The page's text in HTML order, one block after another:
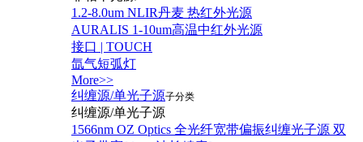
1.2-8.0um NLIR丹麦 热红外光源
AURALIS 1-10um高温中红外光源
接口 | TOUCH
氙气短弧灯
More>>
纠缠源/单光子源子分类
纠缠源/单光子源
1566nm OZ Optics 全光纤宽带偏振纠缠光子源 双